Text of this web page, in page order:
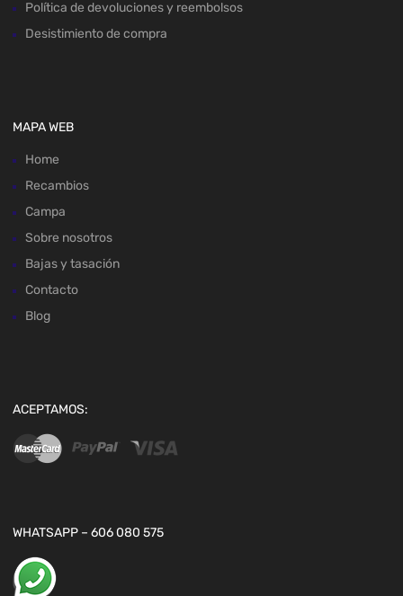
Política de devoluciones y reembolsos
Desistimiento de compra
MAPA WEB
Home
Recambios
Campa
Sobre nosotros
Bajas y tasación
Contacto
Blog
ACEPTAMOS:
WHATSAPP – 606 080 575